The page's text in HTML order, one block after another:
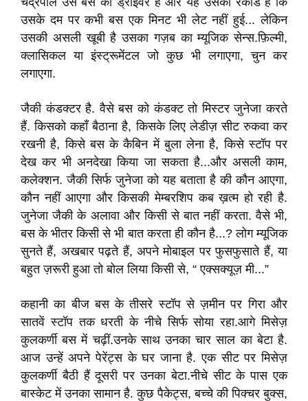
उसके दम पर कभी बस एक मिनट भी लेट नहीं हुई... लेकिन
उसकी असली खूबी है उसका गज़ब का म्यूजिक सेन्स.फ़िल्मी,
क्लासिकल या इंस्ट्रूमेंटल जो कुछ भी लगाएगा, चुन कर
लगाएगा.
जैकी कंडक्टर है. वैसे बस को कंडक्ट तो मिस्टर जुनेजा करते
हैं. किसको कहाँ बैठाना है, किसके लिए लेडीज़ सीट रुकवा कर
रखनी है, किसे बस के कैबिन में बुला लेना है, किसे स्टॉप पर
देख कर भी अनदेखा किया जा सकता है...और असली काम,
कलेक्शन. जैकी सिर्फ जुनेजा को यह बताता है की कौन आएगा,
कौन नहीं आएगा और किसकी मेम्बरशिप कब ख़त्म हो रही है.
जुनेजा जैकी के अलावा और किसी से बात नहीं करता. वैसे भी,
बस के भीतर किसी से भी बात करता ही कौन है...? लोग म्यूजिक
सुनते हैं, अखबार पढ़ते हैं, अपने मोबाइल पर फुसफुसाते हैं, या
बहुत ज़रूरी हुआ तो बोल लिया किसी से, “ एक्सक्यूज़ मी...”
कहानी का बीज बस के तीसरे स्टॉप से ज़मीन पर गिरा और
सातवें स्टॉप तक धरती के नीचे सिर्फ सोया रहा.आगे मिसेज़
कुलकर्णी बस में चढ़ीं.उनके साथ उनका चार साल का बेटा है.
आज उन्हें अपने पेरेंट्स के घर जाना है. एक सीट पर मिसेज़
कुलकर्णी बैठी हैं दूसरी पर उनका बेटा.नीचे सीट के पास एक
बास्केट में उनका सामान है. कुछ पैकेट्स, बच्चे की पिक्चर बुक्स,